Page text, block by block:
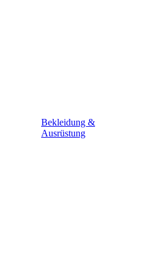
Bekleidung &
Ausrüstung